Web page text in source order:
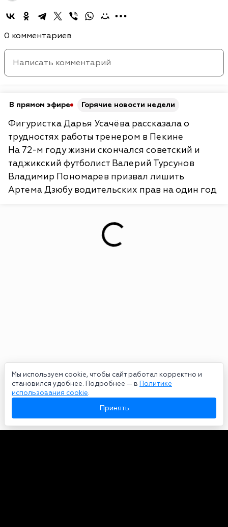
Мы используем cookie, чтобы сайт работал корректно и
становился удобнее. Подробнее — в Политике
использования cookie.
Принять
0 комментариев
В прямом эфире Горячие новости недели
Фигуристка Дарья Усачёва рассказала о
трудностях работы тренером в Пекине
На 72-м году жизни скончался советский и
таджикский футболист Валерий Турсунов
Владимир Пономарев призвал лишить
Артема Дзюбу водительских прав на один год